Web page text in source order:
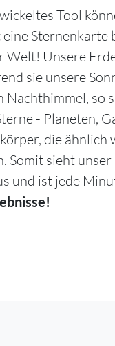
Tool
Sternenkarte
Welt! Unsere
sie unsere
Nachthimmel, so
- Planeten,
die ähnlich
Somit sieht
und ist jede